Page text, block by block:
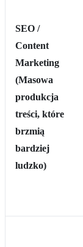
SEO /
Content
Marketing
(Masowa
produkcja
treści, które
brzmią
bardziej
ludzko)